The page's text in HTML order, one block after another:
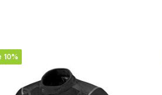
10%